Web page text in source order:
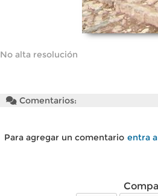
No alta resolución
Comentarios:
Para agregar un comentario entra